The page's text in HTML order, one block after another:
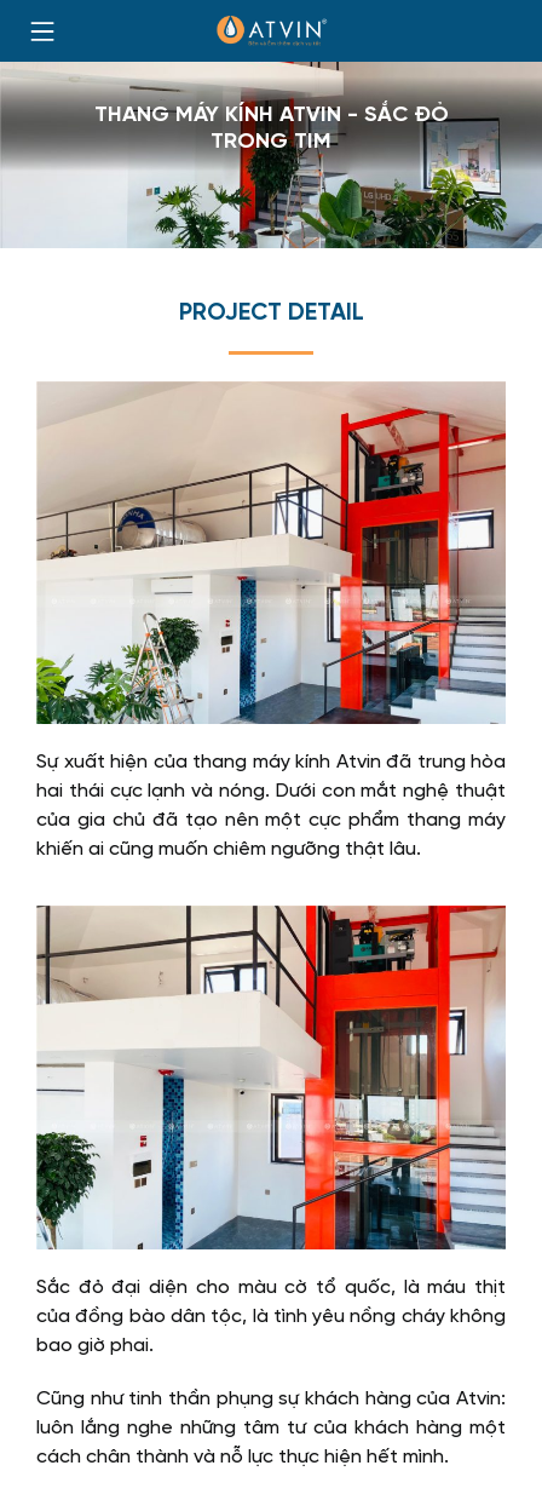
content
Trang
THANG MÁY KÍNH ATVIN - SẮC ĐỎ
TRONG TIM
PROJECT DETAIL
Sự xuất hiện của thang máy kính Atvin đã trung hòa
hai thái cực lạnh và nóng. Dưới con mắt nghệ thuật
của gia chủ đã tạo nên một cực phẩm thang máy
khiến ai cũng muốn chiêm ngưỡng thật lâu.
Sắc đỏ đại diện cho màu cờ tổ quốc, là máu thịt
của đồng bào dân tộc, là tình yêu nồng cháy không
bao giờ phai.
Cũng như tinh thần phụng sự khách hàng của Atvin:
luôn lắng nghe những tâm tư của khách hàng một
cách chân thành và nỗ lực thực hiện hết mình.